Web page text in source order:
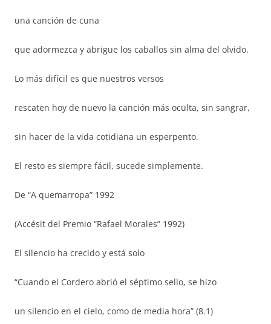
una canción de cuna
que adormezca y abrigue los caballos sin alma del olvido.
Lo más difícil es que nuestros versos
rescaten hoy de nuevo la canción más oculta, sin sangrar,
sin hacer de la vida cotidiana un esperpento.
El resto es siempre fácil, sucede simplemente.
De “A quemarropa” 1992
(Accésit del Premio “Rafael Morales” 1992)
El silencio ha crecido y está solo
“Cuando el Cordero abrió el séptimo sello, se hizo
un silencio en el cielo, como de media hora” (8.1)